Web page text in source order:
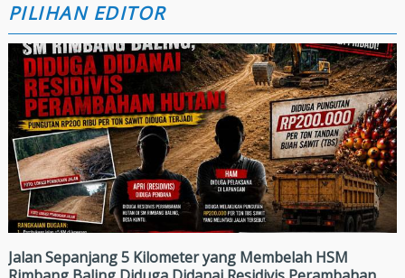
PILIHAN EDITOR
Jalan Sepanjang 5 Kilometer yang Membelah HSM